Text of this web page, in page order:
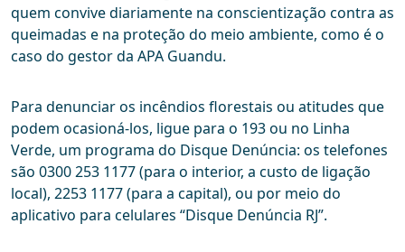
quem convive diariamente na conscientização contra as
queimadas e na proteção do meio ambiente, como é o
caso do gestor da APA Guandu.
Para denunciar os incêndios florestais ou atitudes que
podem ocasioná-los, ligue para o 193 ou no Linha
Verde, um programa do Disque Denúncia: os telefones
são 0300 253 1177 (para o interior, a custo de ligação
local), 2253 1177 (para a capital), ou por meio do
aplicativo para celulares “Disque Denúncia RJ”.